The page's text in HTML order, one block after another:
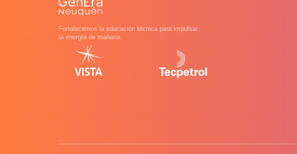
Fortalecemos la educación técnica para impulsar
la energía de mañana.